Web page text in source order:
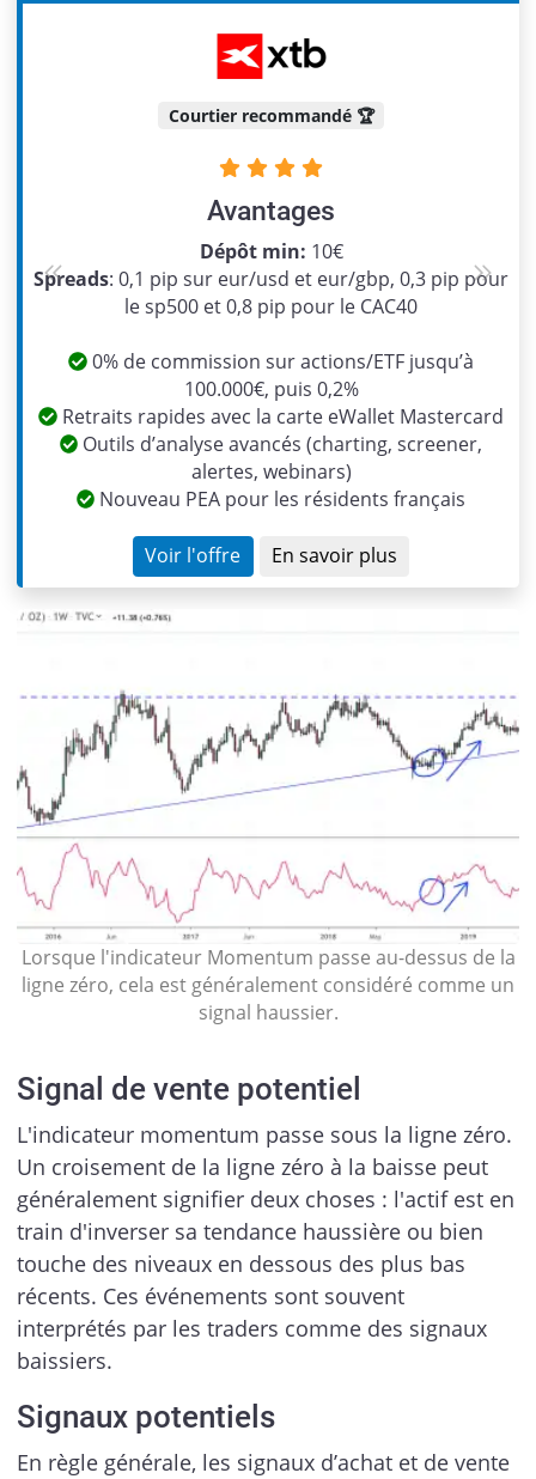
Courtier recommandé 🏆
Avantages
Dépôt min: 10€
Spreads: 0,1 pip sur eur/usd et eur/gbp, 0,3 pip pour
le sp500 et 0,8 pip pour le CAC40
0% de commission sur actions/ETF jusqu’à
100.000€, puis 0,2%
Retraits rapides avec la carte eWallet Mastercard
Outils d’analyse avancés (charting, screener,
alertes, webinars)
Nouveau PEA pour les résidents français
Voir l'offre En savoir plus
Previous Next
Lorsque l'indicateur Momentum passe au-dessus de la
ligne zéro, cela est généralement considéré comme un
signal haussier.
Signal de vente potentiel
L'indicateur momentum passe sous la ligne zéro.
Un croisement de la ligne zéro à la baisse peut
généralement signifier deux choses : l'actif est en
train d'inverser sa tendance haussière ou bien
touche des niveaux en dessous des plus bas
récents. Ces événements sont souvent
interprétés par les traders comme des signaux
baissiers.
Signaux potentiels
En règle générale, les signaux d’achat et de vente